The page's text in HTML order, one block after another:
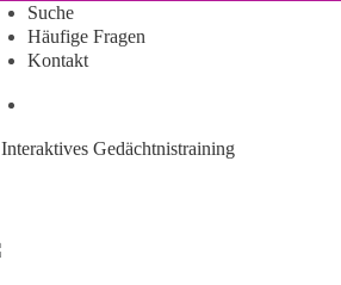
Suche
Häufige Fragen
Kontakt
Interaktives Gedächtnistraining